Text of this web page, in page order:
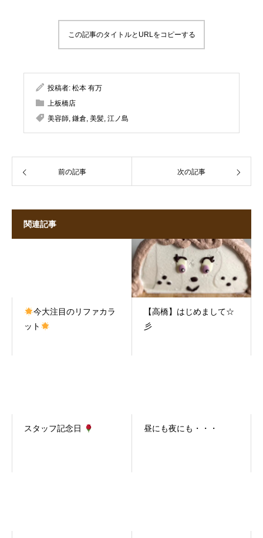
この記事のタイトルとURLをコピーする
投稿者: 松本 有万
上板橋店
美容師, 鎌倉, 美髪, 江ノ島
前の記事 次の記事
関連記事
今大注目のリファカラ
ット
【高橋】はじめまして☆
彡
スタッフ記念日 昼にも夜にも・・・